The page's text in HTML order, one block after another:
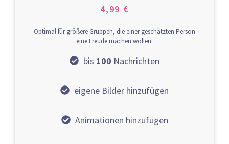
4,99 €
Optimal für größere Gruppen, die einer geschätzten Person
eine Freude machen wollen.
bis 100 Nachrichten
eigene Bilder hinzufügen
Animationen hinzufügen